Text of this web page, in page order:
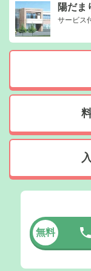
陽だ
サービス
無料